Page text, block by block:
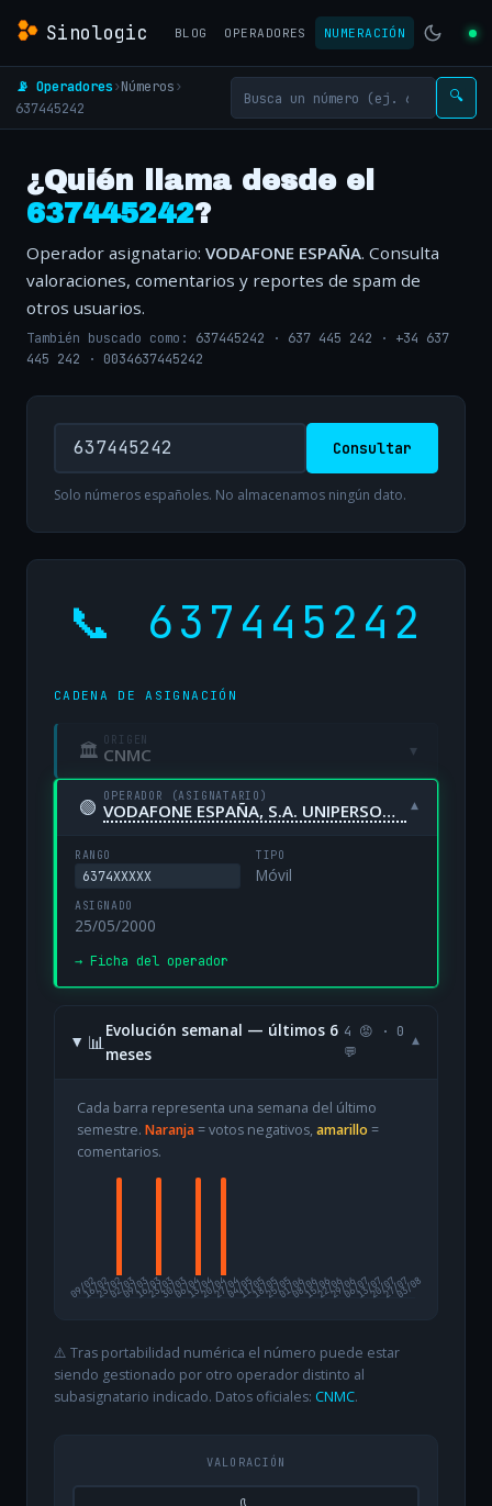
Sinologic BLOG OPERADORES NUMERACIÓN
📡 Operadores›Números›
637445242
🔍
¿Quién llama desde el
637445242?
Operador asignatario: VODAFONE ESPAÑA. Consulta
valoraciones, comentarios y reportes de spam de
otros usuarios.
También buscado como: 637445242 · 637 445 242 · +34 637
445 242 · 0034637445242
Consultar
Solo números españoles. No almacenamos ningún dato.
📞 637445242
CADENA DE ASIGNACIÓN
🏛 ORIGEN
CNMC ▾
🟢 OPERADOR (ASIGNATARIO)
VODAFONE ESPAÑA, S.A. UNIPERSONAL ▾
RANGO
6374XXXXX
TIPO
Móvil
ASIGNADO
25/05/2000
→ Ficha del operador
📊
Evolución semanal — últimos 6
meses
4 😡 · 0
💬
▾
Cada barra representa una semana del último
semestre. Naranja= votos negativos, amarillo =
comentarios.
09/02
16/0223/0202/0309/0316/0323/0330/0306/0413/0420/0427/0404/0511/0518/0525/0501/0608/0615/0622/0629/0606/0713/0720/0727/07
03/08
⚠️ Tras portabilidad numérica el número puede estar
siendo gestionado por otro operador distinto al
subasignatario indicado. Datos oficiales: CNMC.
VALORACIÓN